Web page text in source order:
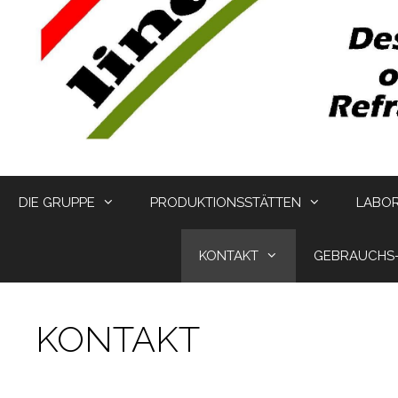
DIE GRUPPE PRODUKTIONSSTÄTTEN
KONTAKT
KONTAKT